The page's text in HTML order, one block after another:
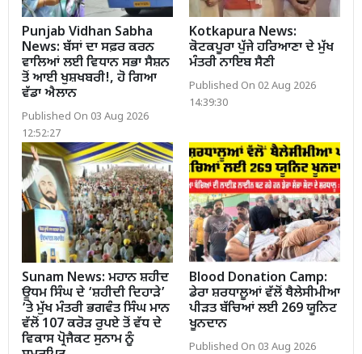
Punjab Vidhan Sabha
News: ਬੱਸਾਂ ਦਾ ਸਫ਼ਰ ਕਰਨ
ਵਾਲਿਆਂ ਲਈ ਵਿਧਾਨ ਸਭਾ ਸੈਸ਼ਨ
ਤੋਂ ਆਈ ਖੁਸ਼ਖਬਰੀ!, ਹੋ ਗਿਆ
ਵੱਡਾ ਐਲਾਨ
Published On 03 Aug 2026
12:52:27
Kotkapura News:
ਕੋਟਕਪੂਰਾ ਪੁੱਜੇ ਹਰਿਆਣਾ ਦੇ ਮੁੱਖ
ਮੰਤਰੀ ਨਾਇਬ ਸੈਣੀ
Published On 02 Aug 2026
14:39:30
Sunam News: ਮਹਾਨ ਸ਼ਹੀਦ
ਊਧਮ ਸਿੰਘ ਦੇ ‘ਸ਼ਹੀਦੀ ਦਿਹਾੜੇ’
’ਤੇ ਮੁੱਖ ਮੰਤਰੀ ਭਗਵੰਤ ਸਿੰਘ ਮਾਨ
ਵੱਲੋਂ 107 ਕਰੋੜ ਰੁਪਏ ਤੋਂ ਵੱਧ ਦੇ
ਵਿਕਾਸ ਪ੍ਰੋਜੈਕਟ ਸੁਨਾਮ ਨੂੰ
Blood Donation Camp:
ਡੇਰਾ ਸ਼ਰਧਾਲੂਆਂ ਵੱਲੋਂ ਥੈਲੇਸੀਮੀਆ
ਪੀੜਤ ਬੱਚਿਆਂ ਲਈ 269 ਯੂਨਿਟ
ਖੂਨਦਾਨ
Published On 03 Aug 2026